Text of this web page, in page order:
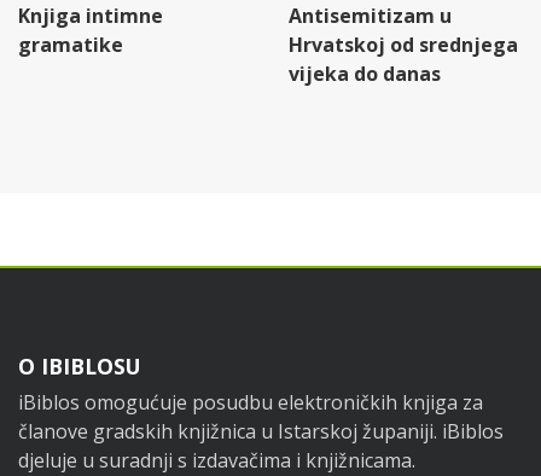
Knjiga intimne
gramatike
Antisemitizam u
Hrvatskoj od srednjega
vijeka do danas
Footer
O IBIBLOSU
iBiblos omogućuje posudbu elektroničkih knjiga za
članove gradskih knjižnica u Istarskoj županiji. iBiblos
djeluje u suradnji s izdavačima i knjižnicama.